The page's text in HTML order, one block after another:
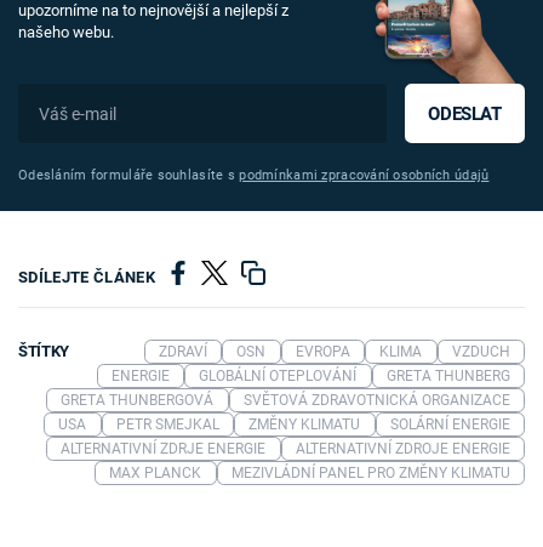
upozorníme na to nejnovější a nejlepší z
našeho webu.
ODESLAT
Odesláním formuláře souhlasíte spodmínkami zpracování osobních údajů
SDÍLEJTE ČLÁNEK
ŠTÍTKY ZDRAVÍ OSN EVROPA KLIMA
VZDUCH
ENERGIE
GLOBÁLNÍ OTEPLOVÁNÍ
GRETA THUNBERG
GRETA THUNBERGOVÁ
SVĚTOVÁ ZDRAVOTNICKÁ ORGANIZACE
USA
PETR SMEJKAL ZMĚNY KLIMATU
SOLÁRNÍ ENERGIE
ALTERNATIVNÍ ZDRJE ENERGIE
ALTERNATIVNÍ ZDROJE ENERGIE
MAX PLANCK
MEZIVLÁDNÍ PANEL PRO ZMĚNY KLIMATU